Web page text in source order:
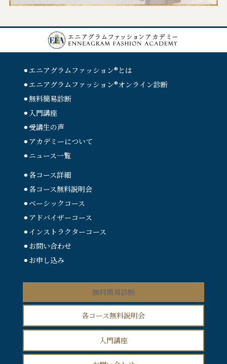
⚫︎エニアグラムファッション®︎とは
⚫︎エニアグラムファッション®︎オンライン診断
⚫︎無料簡易診断
⚫︎入門講座
⚫︎受講生の声
⚫︎アカデミーについて
⚫︎ニュース一覧
⚫︎各コース詳細
⚫︎各コース無料説明会
⚫︎ベーシックコース
⚫︎アドバイザーコース
⚫︎インストラクターコース
⚫︎お問い合わせ
⚫︎お申し込み
無料簡易診断
各コース無料説明会
入門講座